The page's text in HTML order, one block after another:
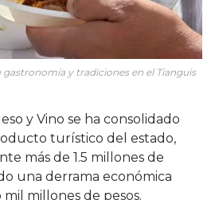
y tradiciones en el Tianguis
y Vino se ha consolidado
turístico del estado,
más de 1.5 millones de
una derrama económica
millones de pesos.